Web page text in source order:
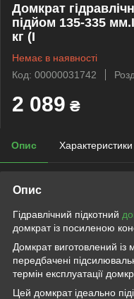
Домкрат
підйом 135-335
кг (I
Немає в наявності
Код: 00000031742
2 089 ₴
Опис Характеристики
Опис
Гідравлічний підкотний
домкрат із посиленою
Домкрат виготовлений із
передбачені
термін експлуатації
Цей домкрат ідеально